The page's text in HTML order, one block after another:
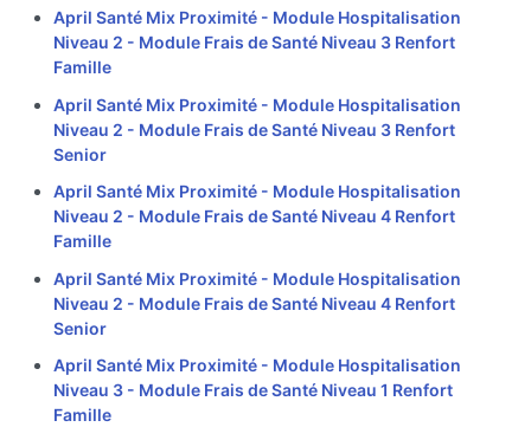
April Santé Mix Proximité - Module Hospitalisation
Niveau 2 - Module Frais de Santé Niveau 3 Renfort
Famille
April Santé Mix Proximité - Module Hospitalisation
Niveau 2 - Module Frais de Santé Niveau 3 Renfort
Senior
April Santé Mix Proximité - Module Hospitalisation
Niveau 2 - Module Frais de Santé Niveau 4 Renfort
Famille
April Santé Mix Proximité - Module Hospitalisation
Niveau 2 - Module Frais de Santé Niveau 4 Renfort
Senior
April Santé Mix Proximité - Module Hospitalisation
Niveau 3 - Module Frais de Santé Niveau 1 Renfort
Famille